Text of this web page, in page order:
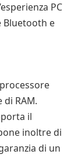
PC
Bluetooth e
RAM.
il
inoltre di
di un